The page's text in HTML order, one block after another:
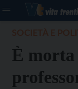
È morta